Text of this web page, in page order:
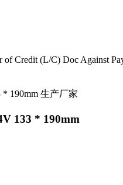
Credit (L/C) Doc Against
133 * 190mm